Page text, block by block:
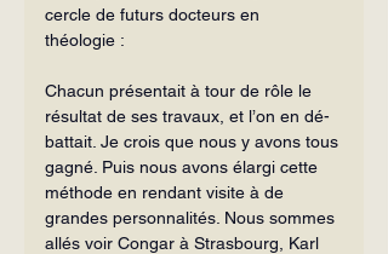
cercle de futurs docteurs en
théologie :
Chacun présentait à tour de rôle le
résultat de ses travaux, et l’on en dé­
battait. Je crois que nous y avons tous
gagné. Puis nous avons élargi cette
méthode en rendant visite à de
grandes personnalités. Nous sommes
allés voir Congar à Strasbourg, Karl